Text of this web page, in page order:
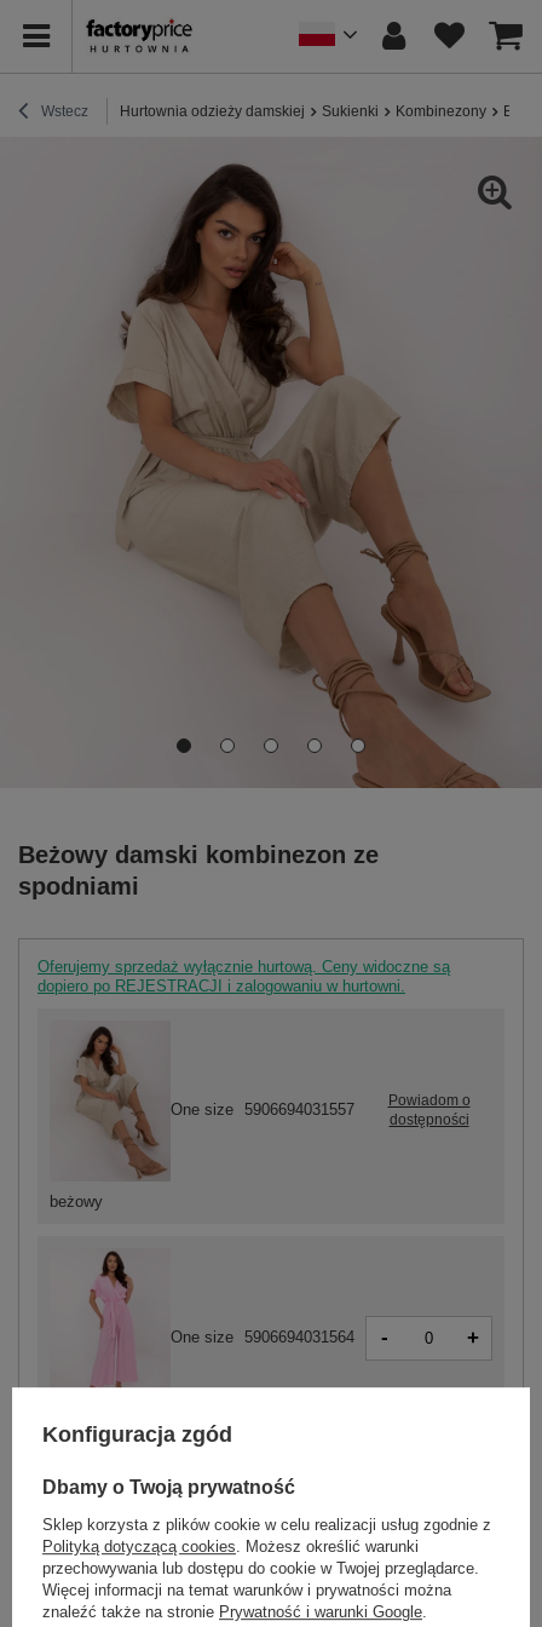
Wstecz Hurtownia odzieży damskiej Sukienki Kombinezony
Beżowy damski kombinezon ze
spodniami
Oferujemy sprzedaż wyłącznie hurtową. Ceny widoczne są
dopiero po REJESTRACJI i zalogowaniu w hurtowni.
jasny różowy
One size 5906694031564 - +
beżowy
One size 5906694031557
Powiadom o
dostępności
ZALOGUJ SIĘ I ZOBACZ CENĘ
Masz pytanie? Chętnie pomożemy.
Zadzwoń+48 601 547 740 Zadaj pytanie
Konfiguracja zgód
Dbamy o Twoją prywatność
Sklep korzysta z plików cookie w celu realizacji usług zgodnie z
Polityką dotyczącą cookies. Możesz określić warunki
przechowywania lub dostępu do cookie w Twojej przeglądarce.
Więcej informacji na temat warunków i prywatności można
znaleźć także na stronie Prywatność i warunki Google.